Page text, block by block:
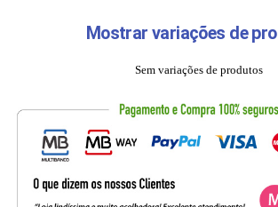
Mostrar variações de
Sem variações de produtos